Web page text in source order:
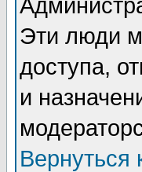
Эти люди
доступа,
и
Вернуться